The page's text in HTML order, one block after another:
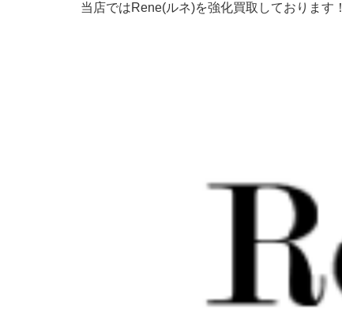
当店ではRene(ルネ)を強化買取しております！